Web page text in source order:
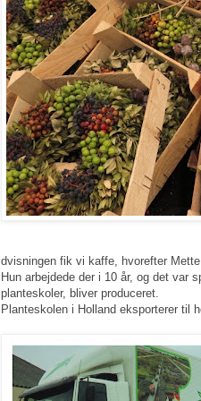
dvisningen fik vi kaffe, hvorefter
Hun arbejdede der i 10 år, og det var
planteskoler, bliver produceret.
Planteskolen i Holland eksporterer til